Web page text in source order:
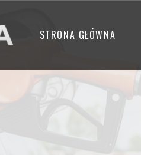
STRONA GŁÓWNA